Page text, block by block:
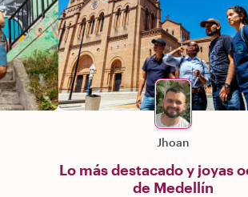
Jhoan
Lo más destacado y joyas
de Medellín